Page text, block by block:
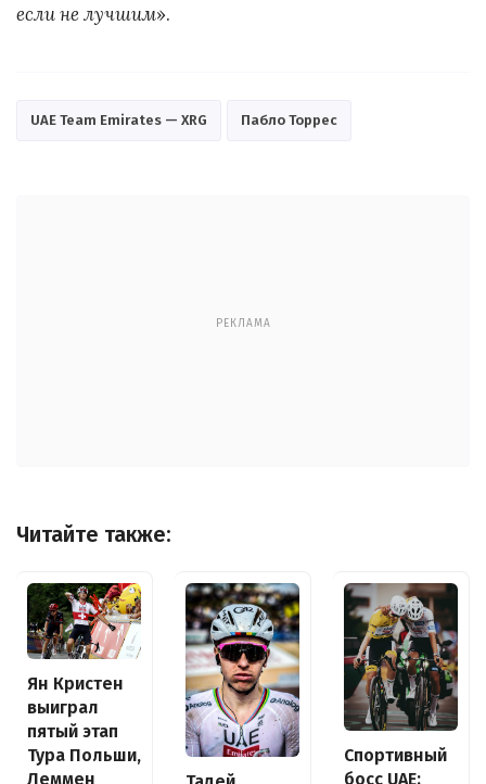
если не лучшим».
UAE Team Emirates — XRG Пабло Торрес
РЕКЛАМА
Читайте также:
Ян Кристен
выиграл
пятый этап
Тура Польши,
Леммен
Спортивный
босс UAE: